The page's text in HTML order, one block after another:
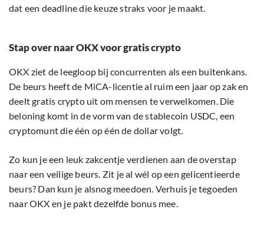
dat een deadline die keuze straks voor je maakt.
Stap over naar OKX voor gratis crypto
OKX ziet de leegloop bij concurrenten als een buitenkans.
De beurs heeft de MiCA-licentie al ruim een jaar op zak en
deelt gratis crypto uit om mensen te verwelkomen. Die
beloning komt in de vorm van de stablecoin USDC, een
cryptomunt die één op één de dollar volgt.
Zo kun je een leuk zakcentje verdienen aan de overstap
naar een veilige beurs. Zit je al wél op een gelicentieerde
beurs? Dan kun je alsnog meedoen. Verhuis je tegoeden
naar OKX en je pakt dezelfde bonus mee.